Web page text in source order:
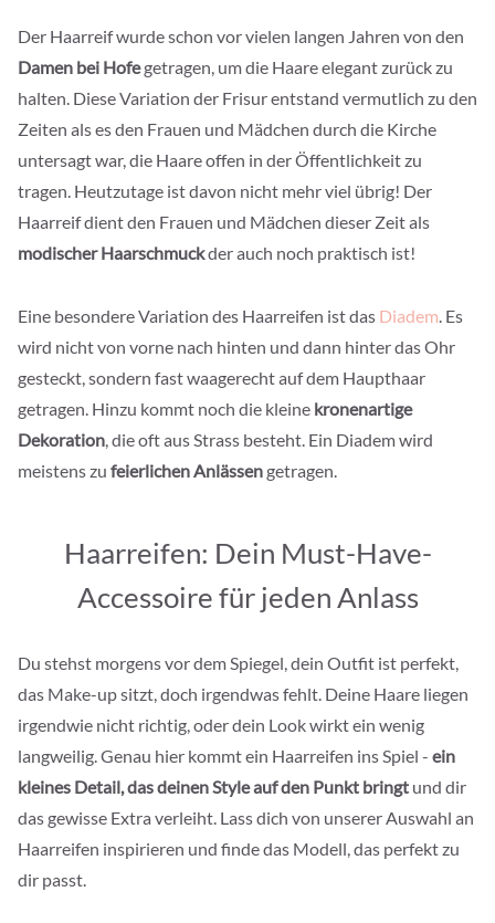
Der Haarreif wurde schon vor vielen langen Jahren von den
Damen bei Hofegetragen, um die Haare elegant zurück zu
halten. Diese Variation der Frisur entstand vermutlich zu den
Zeiten als es den Frauen und Mädchen durch die Kirche
untersagt war, die Haare offen in der Öffentlichkeit zu
tragen. Heutzutage ist davon nicht mehr viel übrig! Der
Haarreif dient den Frauen und Mädchen dieser Zeit als
modischer Haarschmuckder auch noch praktisch ist!
Eine besondere Variation des Haarreifen ist das Diadem. Es
wird nicht von vorne nach hinten und dann hinter das Ohr
gesteckt, sondern fast waagerecht auf dem Haupthaar
getragen. Hinzu kommt noch die kleine kronenartige
Dekoration, die oft aus Strass besteht. Ein Diadem wird
meistens zu feierlichen Anlässen getragen.
Haarreifen: Dein Must-Have-
Accessoire für jeden Anlass
Du stehst morgens vor dem Spiegel, dein Outfit ist perfekt,
das Make-up sitzt, doch irgendwas fehlt. Deine Haare liegen
irgendwie nicht richtig, oder dein Look wirkt ein wenig
langweilig. Genau hier kommt ein Haarreifen ins Spiel - ein
kleines Detail, das deinen Style auf den Punkt bringt und dir
das gewisse Extra verleiht. Lass dich von unserer Auswahl an
Haarreifen inspirieren und finde das Modell, das perfekt zu
dir passt.